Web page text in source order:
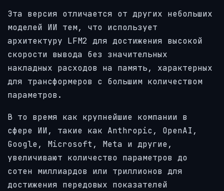
Эта версия отличается от других небольших
моделей ИИ тем, что использует
архитектуру LFM2 для достижения высокой
скорости вывода без значительных
накладных расходов на память, характерных
для трансформеров с большим количеством
параметров.
В то время как крупнейшие компании в
сфере ИИ, такие как Anthropic, OpenAI,
Google, Microsoft, Meta и другие,
увеличивают количество параметров до
сотен миллиардов или триллионов для
достижения передовых показателей